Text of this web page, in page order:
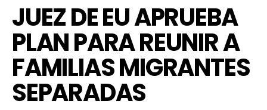
JUEZ DE EU APRUEBA
PLAN PARA REUNIR A
FAMILIAS MIGRANTES
SEPARADAS